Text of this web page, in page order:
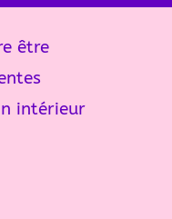
être
intérieur